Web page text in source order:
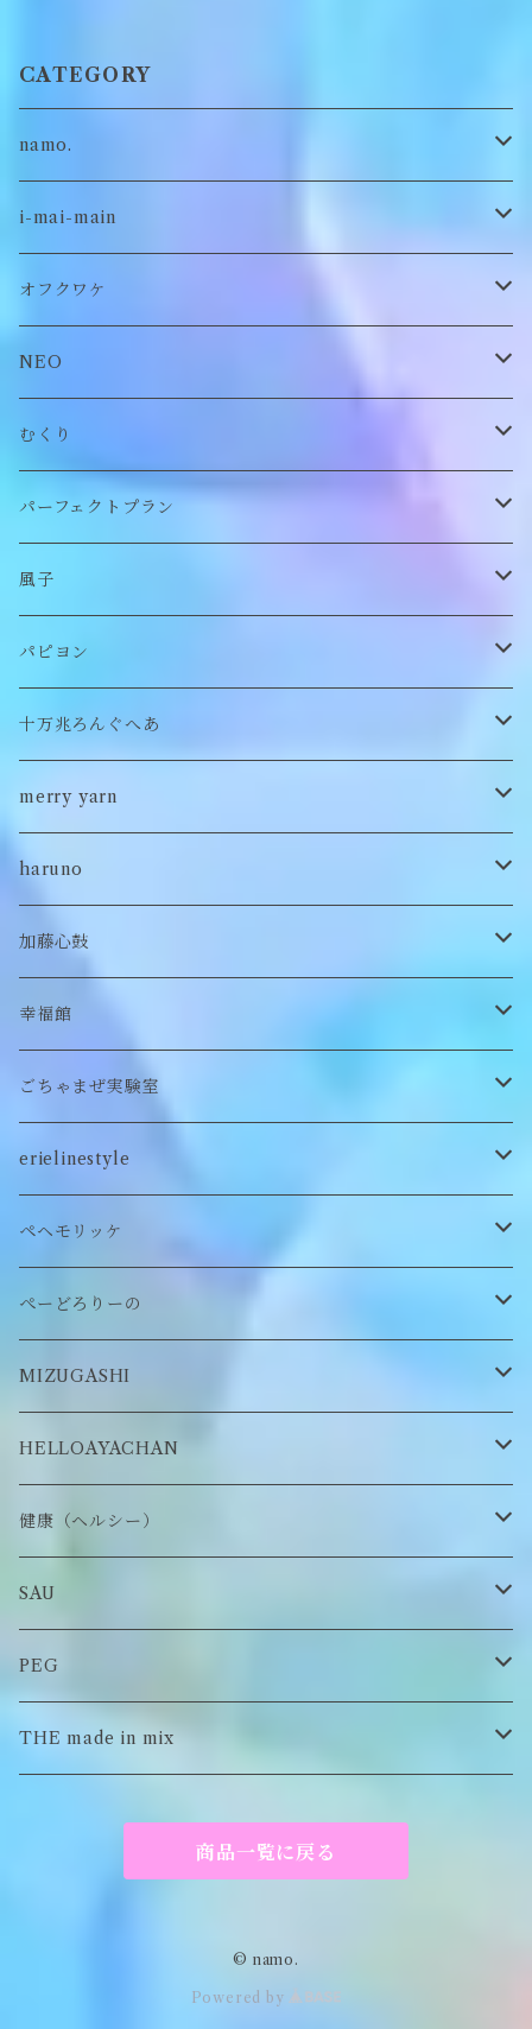
CATEGORY
namo.
古着
オリジナル
i-mai-main
ビスチェ
付け襟
帽子
スヌード
チョーカー/ネックレス
バッグ
バブーシュカ
ポンチョ
オフクワケ
トップス
アウター
付け襟
bag/巾着
パンツ
ヘアアクセサリー
雑貨
キッズ
NEO
財布
ポーチ
bag/巾着
ピアス/イヤリング
イヤカフ
チョーカー
ヘアバレッタ
付け襟
カードケース
むくり
リング
ピアス/イヤリング
ブローチ
刺繍キャップ
ロンT
Tシャツ
キーホルダー
ぬいぐるみ
クッション
パーフェクトプラン
ワンピース
トップス
アウター
パンツ
スカート
シューズ/サンダル
セットアップ
風子
ぬいぐるみ
刺繍ポーチ
ブローチ
パピヨン
ぬいぐるみ
ぬいぐるみブローチ
ぬいぐるみリング
ぬいぐるみ鏡
ぬいぐるみキーホルダー
ぬいぐるみマフラー
ステッカー
ぬいぐるみヘアピン
缶バッヂ
ロンT
ステッカー・シール
チャーム
Tシャツ
イヤーマフラー
十万兆ろんぐへあ
ブローチ
マフラー
merry yarn
帽子
haruno
ヘアゴム
靴下
キーホルダー
加藤心鼓
ロンT
幸福館
トレーナー
ロンT
CAP
other
Tシャツ
ごちゃまぜ実験室
バッグ
アクセサリー
雑貨
erielinestyle
ピアス/イヤリング
ネックレス
マスクチェーン
ペヘモリッケ
帽子
キーホルダー
ブローチ
ぺーどろりーの
靴下
スタイ
MIZUGASHI
帽子
アクセサリー
HELLOAYACHAN
ピアス/イヤリング
健康（ヘルシー）
ロンT
スウェット/パーカー
Tシャツ
SAU
ロンT
スウェット/パーカー
PEG
キーチャーム
THE made in mix
商品一覧に戻る
© namo.
Powered by